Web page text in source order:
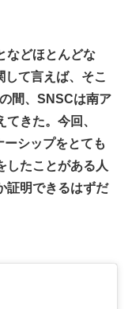
などほとんどな
て言えば、そこ
間、SNSCは南ア
きた。今回、
シップをとても
したことがある人
証明できるはずだ